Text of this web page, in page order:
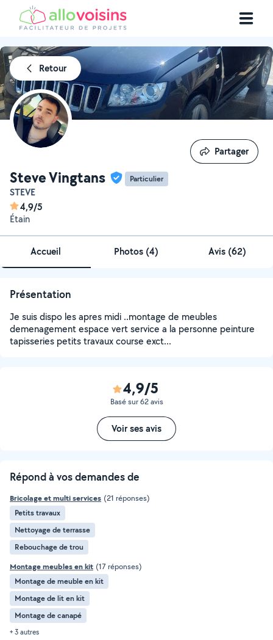
Retour
Steve Vingtans Particulier
STEVE
4,9/5
Étain
Partager
Partager
Accueil Photos (4) Avis (62)
Présentation
Je suis dispo les apres midi ..montage de meubles
demenagement espace vert service a la personne peinture
tapisseries petits travaux course exct...
4,9/5
Basé sur 62 avis
Voir ses avis
Répond à vos demandes de
Bricolage et multi services (21 réponses)
Petits travaux
Nettoyage de terrasse
Rebouchage de trou
Montage meubles en kit (17 réponses)
Montage de meuble en kit
Montage de lit en kit
Montage de canapé
+ 3 autres